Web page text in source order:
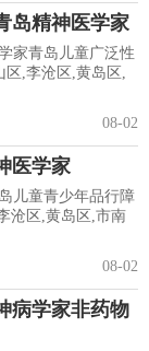
岛精神医学家
家青岛儿童广泛性
区,李沧区,黄岛区,
08-02
医学家
儿童青少年品行障
沧区,黄岛区,市南
08-02
病学家非药物